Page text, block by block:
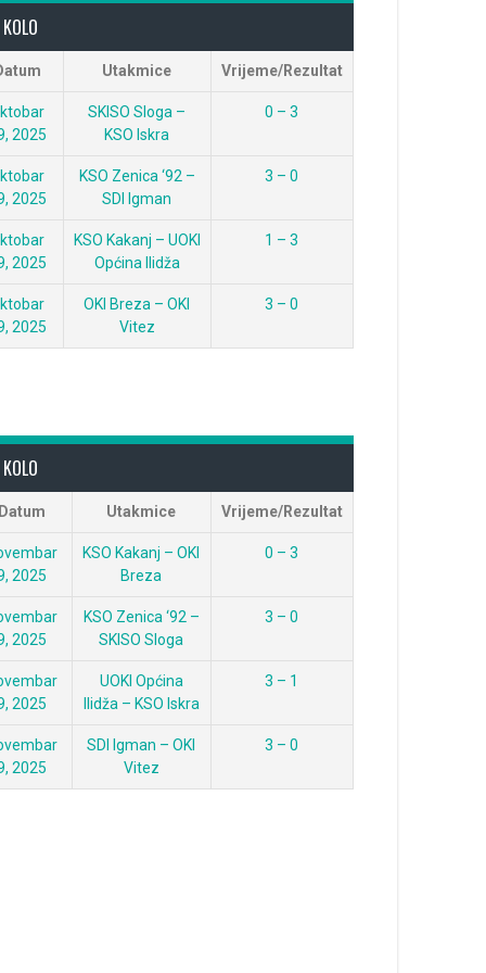
Utakmice Vrijeme/Rezultat
2025
SKISO Sloga –
KSO Iskra
0 – 3
2025
KSO Zenica ‘92 –
SDI Igman
3 – 0
2025
KSO Kakanj – UOKI
Općina Ilidža
1 – 3
2025
OKI Breza – OKI
Vitez
3 – 0
Utakmice Vrijeme/Rezultat
2025
KSO Kakanj – OKI
Breza
0 – 3
2025
KSO Zenica ‘92 –
SKISO Sloga
3 – 0
2025
UOKI Općina
Ilidža – KSO Iskra
3 – 1
2025
SDI Igman – OKI
Vitez
3 – 0